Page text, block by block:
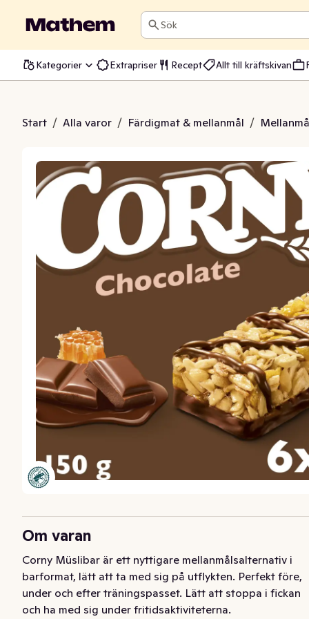
Sök
Kategorier Extrapriser Recept Allt till kräftskivan
Start / Alla varor / Färdigmat & mellanmål /
Chocolate 6x25g
Om varan
Corny Müslibar är ett nyttigare mellanmålsalternativ i
barformat, lätt att ta med sig på utflykten. Perfekt före,
under och efter träningspasset. Lätt att stoppa i fickan
och ha med sig under fritidsaktiviteterna.